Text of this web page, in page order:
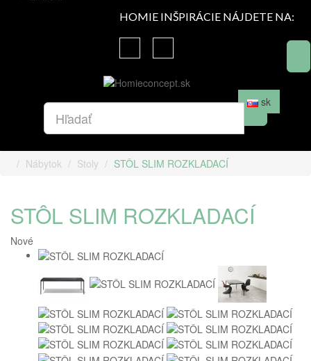
HOMIE INŠPIRÁCIE NÁJDETE NA:
sk
Nábytok Stoly STÔL SLIM ROZKLADACÍ
STÔL SLIM ROZKLADACÍ
Nové